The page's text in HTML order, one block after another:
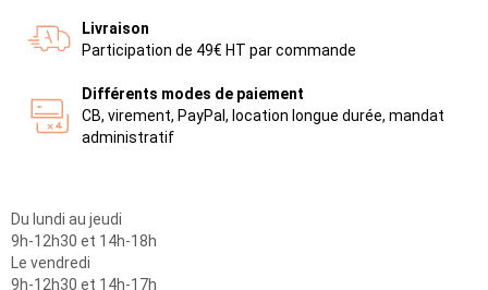
Livraison
Participation de 49€ HT par commande
Différents modes de paiement
CB, virement, PayPal, location longue durée, mandat
administratif
Du lundi au jeudi
9h-12h30 et 14h-18h
Le vendredi
9h-12h30 et 14h-17h